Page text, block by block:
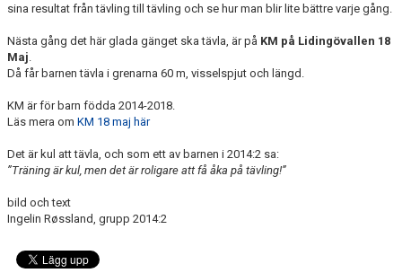
sina resultat från tävling till tävling och se hur man blir lite bättre varje gång.
Nästa gång det här glada gänget ska tävla, är på KM på Lidingövallen 18
Maj.
Då får barnen tävla i grenarna 60 m, visselspjut och längd.
KM är för barn födda 2014-2018.
Läs mera om KM 18 maj här
Det är kul att tävla, och som ett av barnen i 2014:2 sa:
”Träning är kul, men det är roligare att få åka på tävling!”
bild och text
Ingelin Røssland, grupp 2014:2